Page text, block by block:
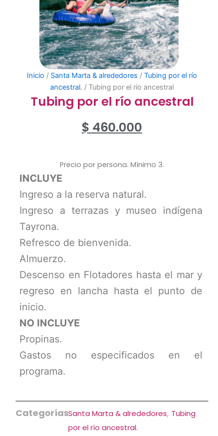
Inicio / Santa Marta & alrededores /Tubing por el río
ancestral. / Tubing por el río ancestral
Tubing por el río ancestral
$ 460.000
Precio por persona. Mínimo 3.
INCLUYE
Ingreso a la reserva natural.
Ingreso a terrazas y museo indígena
Tayrona.
Refresco de bienvenida.
Almuerzo.
Descenso en Flotadores hasta el mar y
regreso en lancha hasta el punto de
inicio.
NO INCLUYE
Propinas.
Gastos no especificados en el
programa.
CategoríasSanta Marta & alrededores, Tubing
por el río ancestral.